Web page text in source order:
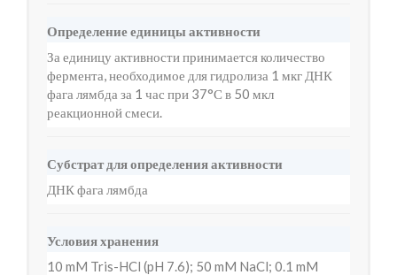
Определение единицы активности
За единицу активности принимается количество
фермента, необходимое для гидролиза 1 мкг ДНК
фага лямбда за 1 час при 37°С в 50 мкл
реакционной смеси.
Субстрат для определения активности
ДНК фага лямбда
Условия хранения
10 mM Tris-HCl (pH 7.6); 50 mM NaCl; 0.1 mM